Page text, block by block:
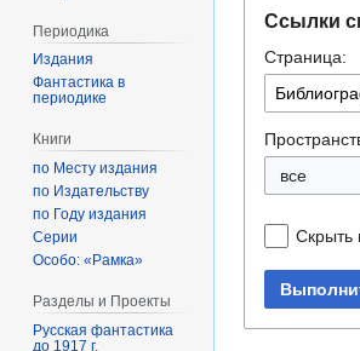
навигации
поиску
Ссылки
Страница:
все
Скрыть
Периодика
Издания
Фантастика в
периодике
Книги
по Месту издания
по Издательству
по Году издания
Серии
Особо: «Рамка»
Разделы и Проекты
Русская фантастика
до 1917 г.